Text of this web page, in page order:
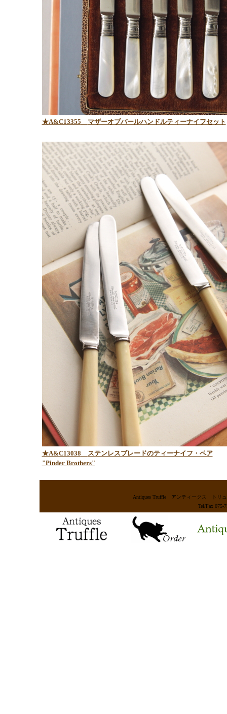
★A&C13355 マザーオブパールハンドルティーナイフセット
★A&C13038
ステンレスブレードのティーナイフ・ペア
"Pinder Brothers"
Antiques Truffle アンティークス ト
Tel/Fax